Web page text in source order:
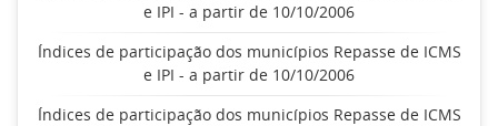
e IPI - a partir de 10/10/2006
Índices de participação dos municípios Repasse de ICMS
e IPI - a partir de 10/10/2006
Índices de participação dos municípios Repasse de ICMS